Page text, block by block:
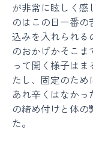
が非常に眩しく感
のはこの日一番
込みを入れられる
のおかげかそこ
って開く様子は
たし、固定のた
あれ辛くはなか
の締め付けと体
た。